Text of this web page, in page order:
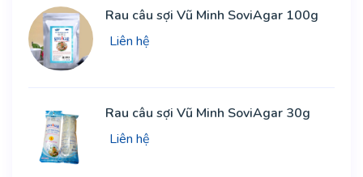
Rau câu sợi Vũ Minh SoviAgar 100g
Liên hệ
Rau câu sợi Vũ Minh SoviAgar 30g
Liên hệ